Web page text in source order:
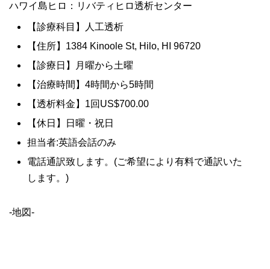
ハワイ島ヒロ：リバティヒロ透析センター
【診療科目】人工透析
【住所】1384 Kinoole St, Hilo, HI 96720
【診療日】月曜から土曜
【治療時間】4時間から5時間
【透析料金】1回US$700.00
【休日】日曜・祝日
担当者:英語会話のみ
電話通訳致します。(ご希望により有料で通訳いた
します。)
-地図-